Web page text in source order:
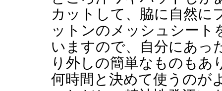
カットして、脇に自然に
ットンのメッシュシート
いますので、自分にあっ
り外しの簡単なものもあ
何時間と決めて使うのが